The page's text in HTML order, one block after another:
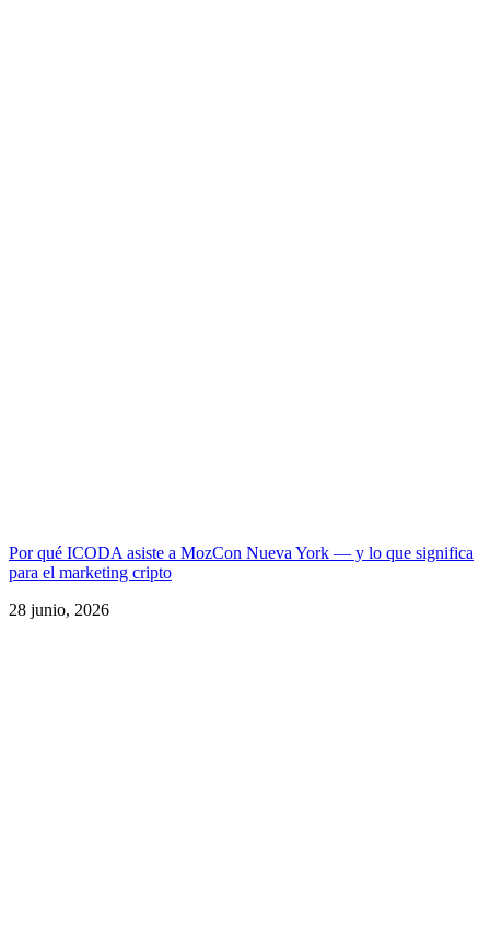
Por qué ICODA asiste a MozCon Nueva York — y lo que significa
para el marketing cripto
28 junio, 2026